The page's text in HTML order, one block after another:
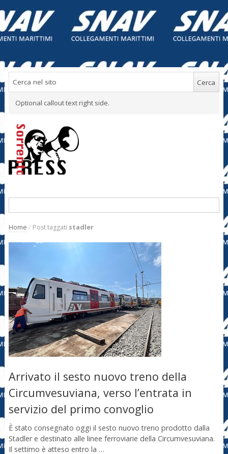
Optional callout text right side.
Home / Post taggati stadler
Arrivato il sesto nuovo treno della
Circumvesuviana, verso l’entrata in
servizio del primo convoglio
È stato consegnato oggi il sesto nuovo treno prodotto dalla
Stadler e destinato alle linee ferroviarie della Circumvesuviana.
Il settimo è atteso entro la …